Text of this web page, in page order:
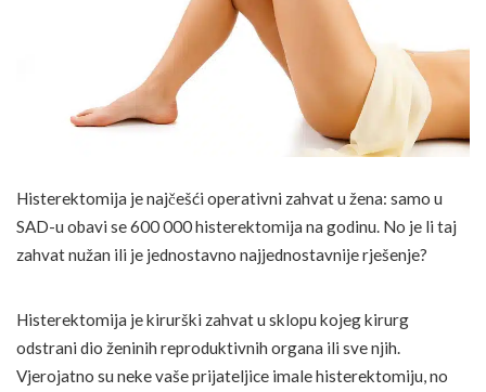
Histerektomija je najčešći operativni zahvat u žena: samo u
SAD-u obavi se 600 000 histerektomija na godinu. No je li taj
zahvat nužan ili je jednostavno najjednostavnije rješenje?
Histerektomija je kirurški zahvat u sklopu kojeg kirurg
odstrani dio ženinih reproduktivnih organa ili sve njih.
Vjerojatno su neke vaše prijateljice imale histerektomiju, no